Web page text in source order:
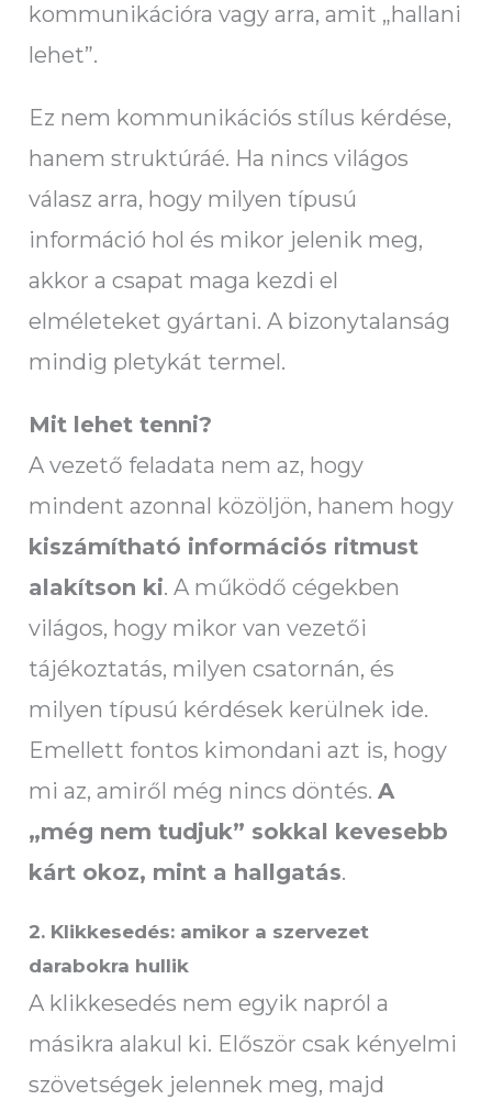
kommunikációra vagy arra, amit „hallani
lehet”.
Ez nem kommunikációs stílus kérdése,
hanem struktúráé. Ha nincs világos
válasz arra, hogy milyen típusú
információ hol és mikor jelenik meg,
akkor a csapat maga kezdi el
elméleteket gyártani. A bizonytalanság
mindig pletykát termel.
Mit lehet tenni?
A vezető feladata nem az, hogy
mindent azonnal közöljön, hanem hogy
kiszámítható információs ritmust
alakítson ki. A működő cégekben
világos, hogy mikor van vezetői
tájékoztatás, milyen csatornán, és
milyen típusú kérdések kerülnek ide.
Emellett fontos kimondani azt is, hogy
mi az, amiről még nincs döntés.A
„még nem tudjuk” sokkal kevesebb
kárt okoz, mint a hallgatás.
2. Klikkesedés: amikor a szervezet
darabokra hullik
A klikkesedés nem egyik napról a
másikra alakul ki. Először csak kényelmi
szövetségek jelennek meg, majd